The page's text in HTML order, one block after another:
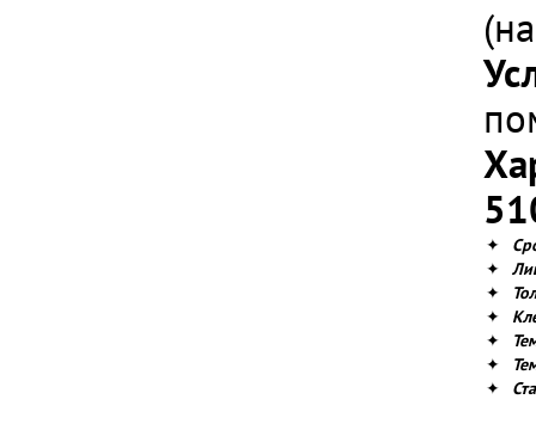
✦
✦
✦
✦
✦
✦
✦